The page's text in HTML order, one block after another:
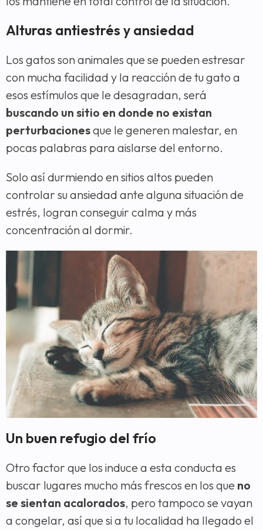
Alturas antiestrés y ansiedad
Los gatos son animales que se pueden estresar
con mucha facilidad y la reacción de tu gato a
esos estímulos que le desagradan, será
buscando un sitio en donde no existan
perturbacionesque le generen malestar, en
pocas palabras para aislarse del entorno.
Solo así durmiendo en sitios altos pueden
controlar su ansiedad ante alguna situación de
estrés, logran conseguir calma y más
concentración al dormir.
Un buen refugio del frío
Otro factor que los induce a esta conducta es
buscar lugares mucho más frescos en los que no
se sientan acalorados, pero tampoco se vayan
a congelar, así que si a tu localidad ha llegado el